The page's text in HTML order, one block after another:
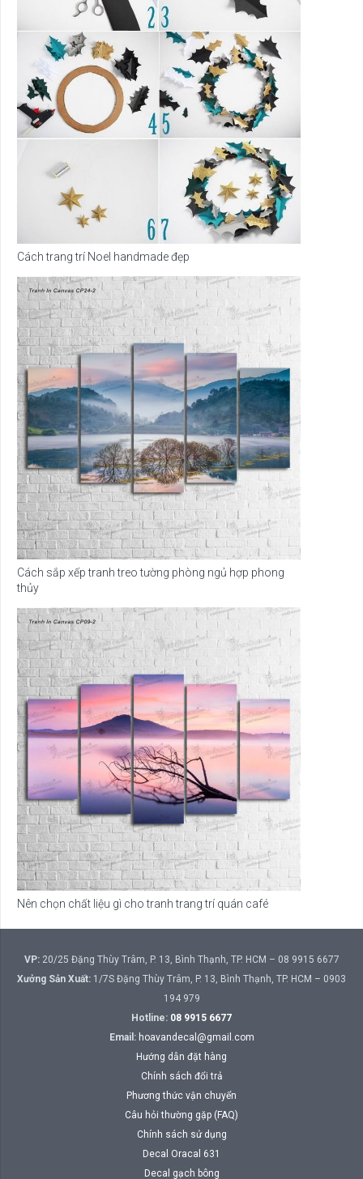
Cách trang trí Noel handmade đẹp
Cách sắp xếp tranh treo tường phòng ngủ hợp phong
thủy
Nên chọn chất liệu gì cho tranh trang trí quán café
VP:20/25 Đặng Thùy Trâm, P. 13, Bình Thạnh, TP. HCM – 08 9915 6677
Xưởng Sản Xuất: 1/7S Đặng Thùy Trâm, P. 13, Bình Thạnh, TP. HCM – 0903
194 979
Hotline: 08 9915 6677
Email: hoavandecal@gmail.com
Hướng dẫn đặt hàng
Chính sách đổi trả
Phương thức vận chuyển
Câu hỏi thường gặp (FAQ)
Chính sách sử dụng
Decal Oracal 631
Decal gạch bông